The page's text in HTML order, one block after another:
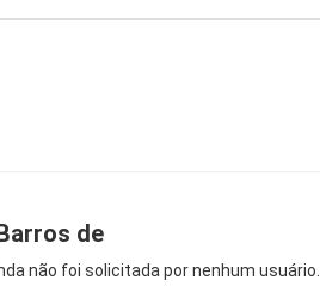
de
não foi solicitada por nenhum usuário.